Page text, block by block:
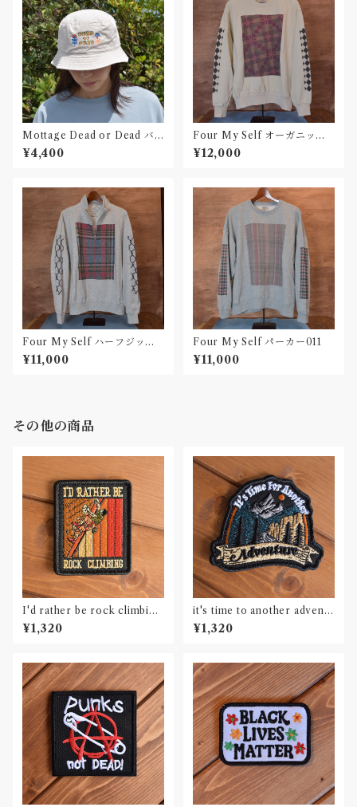
Mottage Dead or Dead バ
ゲットハット 刺繍
¥4,400
Four My Self オーガニック
コットンスウェット013
¥12,000
Four My Self ハーフジップ
スウェット012
¥11,000
Four My Self パーカー011
¥11,000
その他の商品
I'd rather be rock climbing
刺繍ワッペン Patch
¥1,320
it's time to another adventu
re 刺繍ワッペン Patch
¥1,320